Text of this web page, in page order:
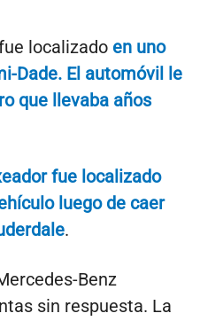
localizado en uno
Dade. El automóvil le
que llevaba años
fue localizado
luego de caer
.
Benz
sin respuesta. La